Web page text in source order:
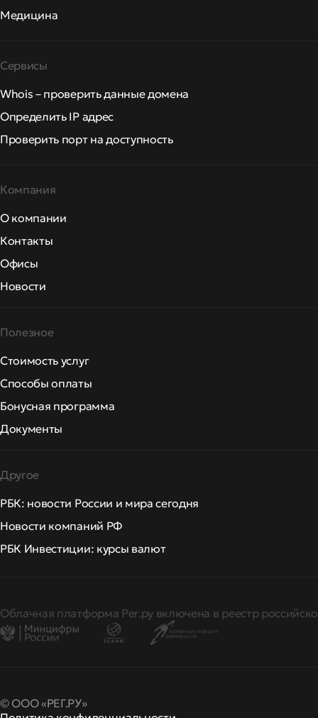
Медицина
Сервисы
Whois – проверить данные домена
Определить IP адрес
Проверить порт на доступность
Компания
О компании
Контакты
Офисы
Новости
Полезное
Стоимость услуг
Способы оплаты
Бонусная программа
Документы
Другое
РБК: новости России и мира сегодня
Новости компаний РФ
РБК Инвестиции: курсы валют
Облачная платформа Рег.ру включена в реестр
© ООО «РЕГ.РУ»